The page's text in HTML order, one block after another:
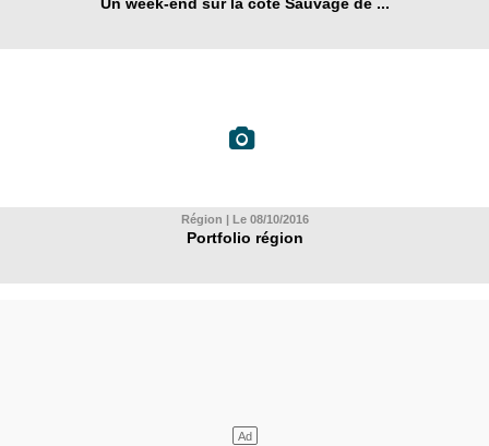
Région | Le 08/10/2016
Portfolio région